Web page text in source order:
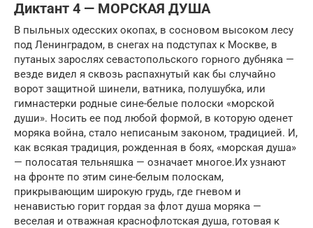
Диктант 4 — МОРСКАЯ ДУША
В пыльных одесских окопах, в сосновом высоком лесу
под Ленинградом, в снегах на подступах к Москве, в
путаных зарослях севастопольского горного дубняка —
везде видел я сквозь распахнутый как бы случайно
ворот защитной шинели, ватника, полушубка, или
гимнастерки родные сине-белые полоски «морской
души». Носить ее под любой формой, в которую оденет
моряка война, стало неписаным законом, традицией. И,
как всякая традиция, рожденная в боях, «морская душа»
— полосатая тельняшка — означает многое.Их узнают
на фронте по этим сине-белым полоскам,
прикрывающим широкую грудь, где гневом и
ненавистью горит гордая за флот душа моряка —
веселая и отважная краснофлотская душа, готовая к